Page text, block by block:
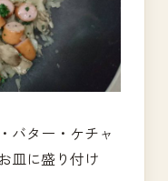
バター・ケチャ
皿に盛り付け